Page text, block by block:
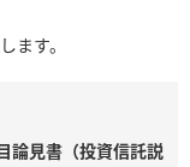
ます。
論見書（投資信託説